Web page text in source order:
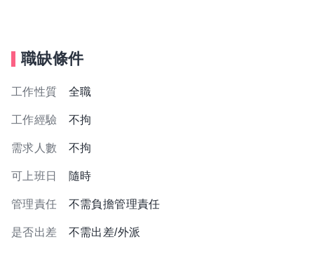
職缺條件
工作性質 全職
工作經驗 不拘
需求人數 不拘
可上班日 隨時
管理責任 不需負擔管理責任
是否出差 不需出差/外派